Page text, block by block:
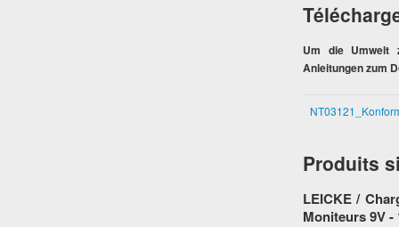
Um die Umwelt
Anleitungen zum
Produits
LEICKE /
Moniteurs 9V -